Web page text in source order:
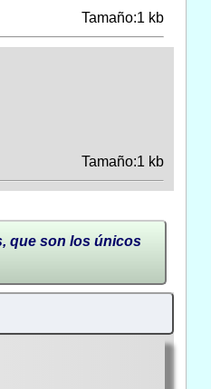
Tamaño:1 kb
Tamaño:1 kb
que son los únicos